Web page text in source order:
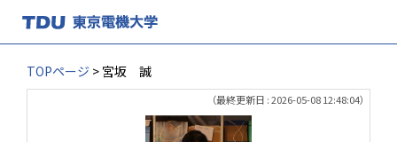
TOPページ > 宮坂 誠
（最終更新日 : 2026-05-08 12:48:04）